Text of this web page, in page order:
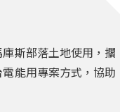
斯部落土地使用，擱
能用專案方式，協助